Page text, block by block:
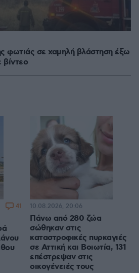
φωτιάς σε χαμηλή βλάστηση έξω
βίντεο
41
Πάνω από 280 ζώα
σώθηκαν στις
καταστροφικές πυρκαγιές
σε Αττική και Βοιωτία, 131
επέστρεψαν στις
οικογένειές τους
10.08.2026, 20:06